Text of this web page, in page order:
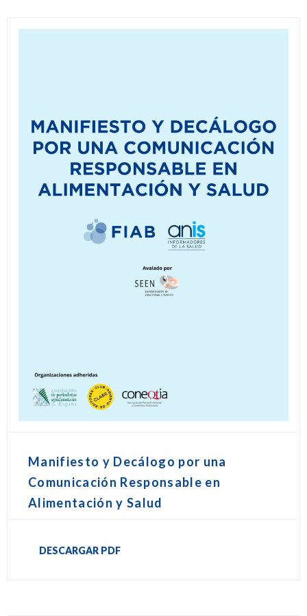
Manifiesto y Decálogo por una
Comunicación Responsable en
Alimentación y Salud
DESCARGAR PDF